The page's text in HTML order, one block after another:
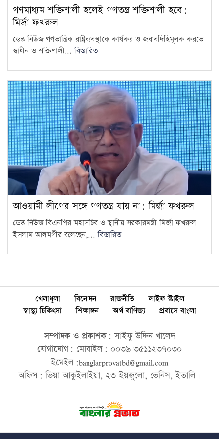
গণমাধ্যম শক্তিশালী হলেই গণতন্ত্র শক্তিশালী হবে:
মির্জা ফখরুল
ডেস্ক নিউজ গণতান্ত্রিক রাষ্ট্রব্যবস্থাকে কার্যকর ও জবাবদিহিমূলক করতে
স্বাধীন ও শক্তিশালী...বিস্তারিত
আওয়ামী লীগের সঙ্গে গণতন্ত্র যায় না: মির্জা ফখরুল
ডেস্ক নিউজ বিএনপির মহাসচিব ও স্থানীয় সরকারমন্ত্রী মির্জা ফখরুল
ইসলাম আলমগীর বলেছেন,...বিস্তারিত
খেলাধুলা বিনোদন রাজনীতি
লাইফ স্টাইল
স্বাস্থ্য চিকিৎসা
শিক্ষাঙ্গন অর্থ বাণিজ্য প্রবাসে বাংলা
সম্পাদক ও প্রকাশক: সাইফু উদ্দিন খালেদ
যোগাযোগ: মোবাইল: ০০৩৯ ৩৫১১২৩৭০৩০
ইমেইল:banglarprovatbd@gmail.com
অফিস: ভিয়া আকুইলাইয়া, ২৩ ইয়জুলো, ভেনিস, ইতালি।